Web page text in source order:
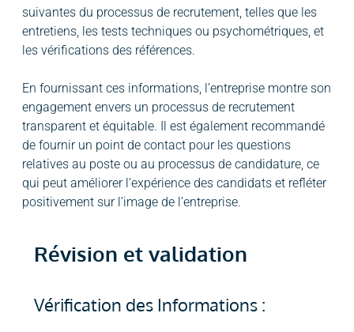
suivantes du processus de recrutement, telles que les
entretiens, les tests techniques ou psychométriques, et
les vérifications des références.
En fournissant ces informations, l’entreprise montre son
engagement envers un processus de recrutement
transparent et équitable. Il est également recommandé
de fournir un point de contact pour les questions
relatives au poste ou au processus de candidature, ce
qui peut améliorer l’expérience des candidats et refléter
positivement sur l’image de l’entreprise.
Révision et validation
Vérification des Informations :